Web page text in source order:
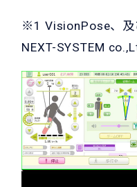
※1 VisionPose、及
NEXT-SYSTEM